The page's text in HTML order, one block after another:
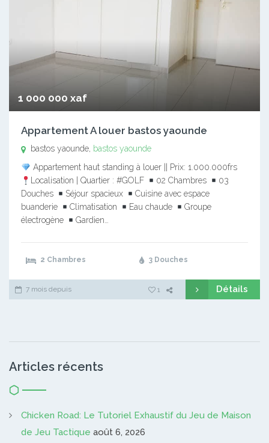
1 000 000 xaf
Appartement A louer bastos yaounde
bastos yaounde, bastos yaounde
Appartement haut standing à louer || Prix: 1.000.000frs
Localisation | Quartier : #GOLF
02 Chambres
03
Douches
Séjour spacieux
Cuisine avec espace
buanderie
Climatisation Eau chaude
Groupe
électrogène
Gardien…
2 Chambres 3 Douches
7 mois depuis 1 Détails
Articles récents
Chicken Road: Le Tutoriel Exhaustif du Jeu de Maison
de Jeu Tactique août 6, 2026